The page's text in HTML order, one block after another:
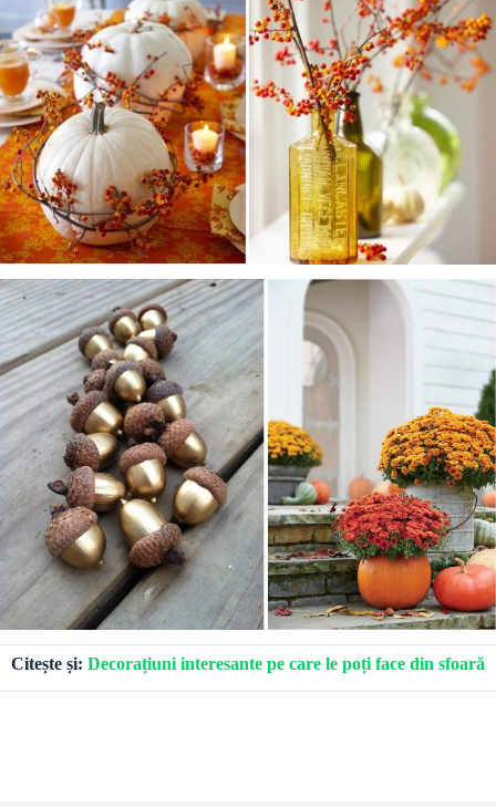
Citește și: Decorațiuni interesante pe care le poți face din sfoară